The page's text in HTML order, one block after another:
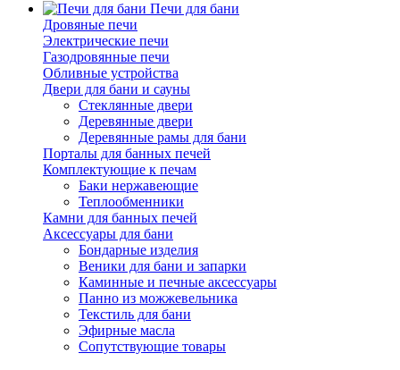
Печи для бани
Дровяные печи
Электрические печи
Газодровянные печи
Обливные устройства
Двери для бани и сауны
Стеклянные двери
Деревянные двери
Деревянные рамы для бани
Порталы для банных печей
Комплектующие к печам
Баки нержавеющие
Теплообменники
Камни для банных печей
Аксессуары для бани
Бондарные изделия
Веники для бани и запарки
Каминные и печные аксессуары
Панно из можжевельника
Текстиль для бани
Эфирные масла
Сопутствующие товары